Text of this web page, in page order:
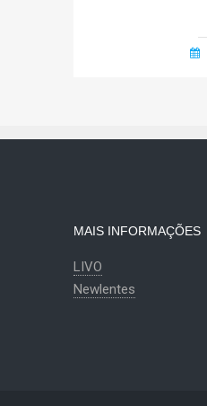
MAIS INFORMAÇÕES
LIVO
Newlentes